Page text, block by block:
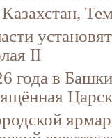
II
года в